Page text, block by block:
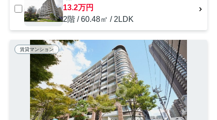
13.2万円
2階 / 60.48㎡ / 2LDK
賃貸マンション